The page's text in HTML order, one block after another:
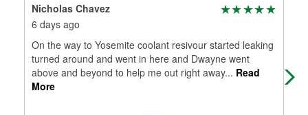
Nicholas Chavez
6 days ago
On the way to Yosemite coolant resivour started leaking
turned around and went in here and Dwayne went
above and beyond to help me out right away... Read
More